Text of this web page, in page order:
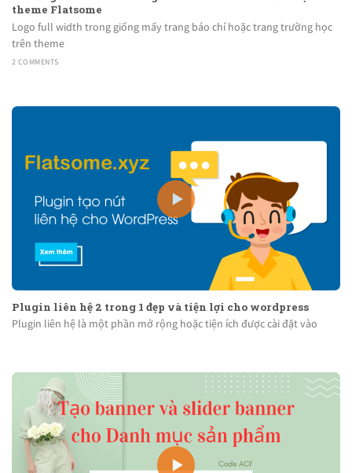
theme Flatsome
Logo full width trong giống mấy trang báo chí hoặc trang trường học
trên theme
2 COMMENTS
Plugin liên hệ 2 trong 1 đẹp và tiện lợi cho wordpress
Plugin liên hệ là một phần mở rộng hoặc tiện ích được cài đặt vào